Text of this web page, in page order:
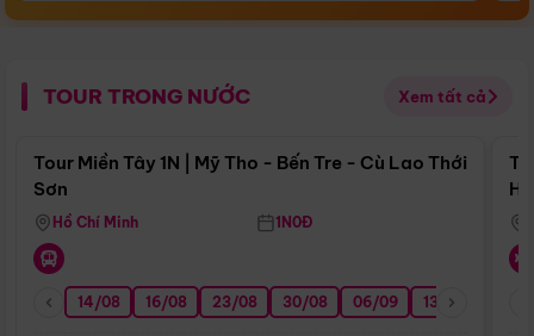
TOUR TRONG NƯỚC Xem tất cả
Điểm nổi bật
Tour Miền Tây 1N | Mỹ Tho - Bến Tre - Cù Lao Thới
Sơn
Hồ Chí Minh 1N0Đ
14/08 16/08 23/08 30/08 06/09 13/09